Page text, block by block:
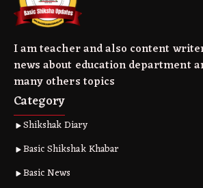
I am teacher and also content
news about education department
many others topics
Category
Shikshak Diary
Basic Shikshak Khabar
Basic News